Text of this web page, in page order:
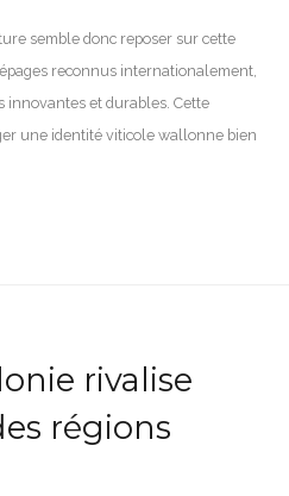
semble donc reposer sur cette
reconnus internationalement,
et durables. Cette
une identité viticole wallonne bien
rivalise
régions